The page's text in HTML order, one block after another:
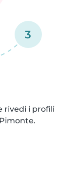
3
rivedi i profili